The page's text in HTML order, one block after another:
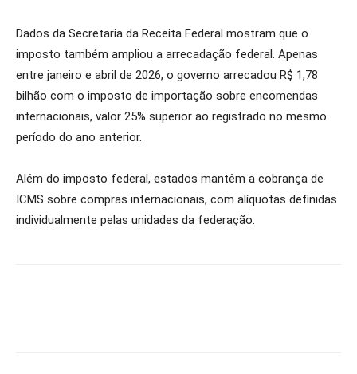
Dados da Secretaria da Receita Federal mostram que o
imposto também ampliou a arrecadação federal. Apenas
entre janeiro e abril de 2026, o governo arrecadou R$ 1,78
bilhão com o imposto de importação sobre encomendas
internacionais, valor 25% superior ao registrado no mesmo
período do ano anterior.
Além do imposto federal, estados mantêm a cobrança de
ICMS sobre compras internacionais, com alíquotas definidas
individualmente pelas unidades da federação.